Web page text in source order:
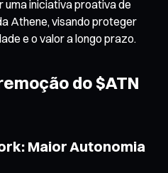
uma iniciativa proativa de
Athene, visando proteger
e o valor a longo prazo.
do $ATN
Maior Autonomia